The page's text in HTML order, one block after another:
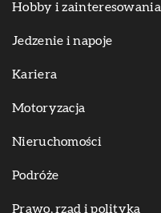
Hobby i zainteresowania
Jedzenie i napoje
Kariera
Motoryzacja
Nieruchomości
Podróże
Prawo, rząd i polityka